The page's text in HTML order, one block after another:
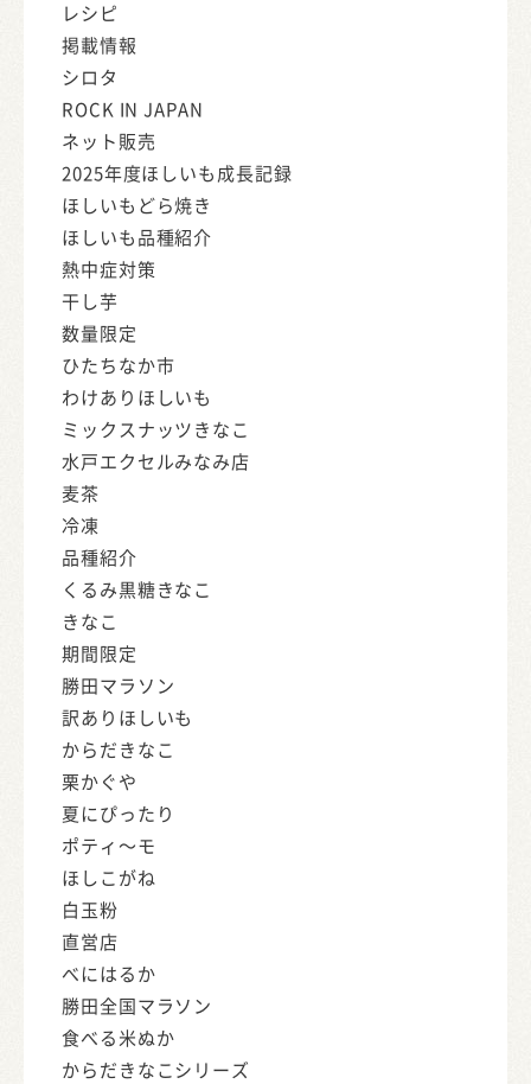
レシピ
掲載情報
シロタ
ROCK IN JAPAN
ネット販売
2025年度ほしいも成長記録
ほしいもどら焼き
ほしいも品種紹介
熱中症対策
干し芋
数量限定
ひたちなか市
わけありほしいも
ミックスナッツきなこ
水戸エクセルみなみ店
麦茶
冷凍
品種紹介
くるみ黒糖きなこ
きなこ
期間限定
勝田マラソン
訳ありほしいも
からだきなこ
栗かぐや
夏にぴったり
ポティ～モ
ほしこがね
白玉粉
直営店
べにはるか
勝田全国マラソン
食べる米ぬか
からだきなこシリーズ